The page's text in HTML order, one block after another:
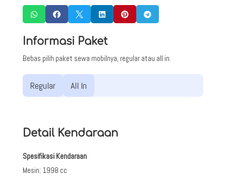
     
Informasi Paket
Bebas pilih paket sewa mobilnya, regular atau all in.
Regular All In
Detail Kendaraan
Spesifikasi Kendaraan
Mesin: 1998 cc